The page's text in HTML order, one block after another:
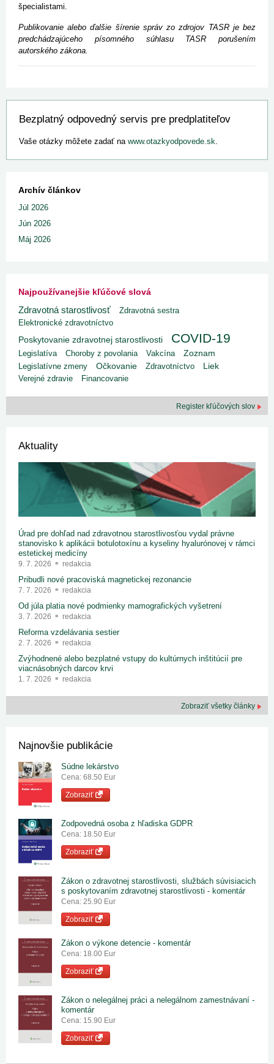
špecialistami.
Publikovanie alebo ďalšie šírenie správ zo zdrojov TASR je bez
predchádzajúceho písomného súhlasu TASR porušením
autorského zákona.
Bezplatný odpovedný servis pre predplatiteľov
Vaše otázky môžete zadať na www.otazkyodpovede.sk.
Archív článkov
Júl 2026
Jún 2026
Máj 2026
Najpoužívanejšie kľúčové slová
Zdravotná starostlivosť
Zdravotná sestra
Elektronické zdravotníctvo
Poskytovanie zdravotnej starostlivosti COVID-19
Legislatíva Choroby z povolania Vakcína
Zoznam
Legislatívne zmeny
Očkovanie Zdravotníctvo Liek
Verejné zdravie Financovanie
Register kľúčových slov
Aktuality
Úrad pre dohľad nad zdravotnou starostlivosťou vydal právne
stanovisko k aplikácii botulotoxínu a kyseliny hyalurónovej v rámci
estetickej medicíny
9. 7. 2026 redakcia
Pribudli nové pracoviská magnetickej rezonancie
7. 7. 2026 redakcia
Od júla platia nové podmienky mamografických vyšetrení
3. 7. 2026 redakcia
Reforma vzdelávania sestier
2. 7. 2026 redakcia
Zvýhodnené alebo bezplatné vstupy do kultúrnych inštitúcií pre
viacnásobných darcov krvi
1. 7. 2026 redakcia
Zobraziť všetky články
Najnovšie publikácie
Súdne lekárstvo
Cena: 68.50 Eur
Zobraziť
Zodpovedná osoba z hľadiska GDPR
Cena: 18.50 Eur
Zobraziť
Zákon o zdravotnej starostlivosti, službách súvisiacich
s poskytovaním zdravotnej starostlivosti - komentár
Cena: 25.90 Eur
Zobraziť
Zákon o výkone detencie - komentár
Cena: 18.00 Eur
Zobraziť
Zákon o nelegálnej práci a nelegálnom zamestnávaní -
komentár
Cena: 15.90 Eur
Zobraziť